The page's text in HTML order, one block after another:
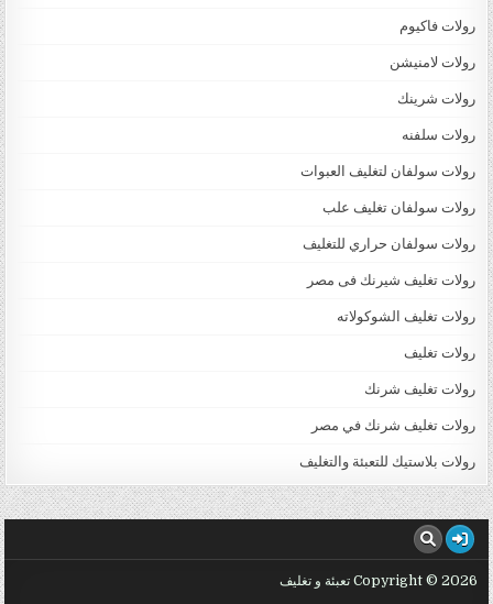
رولات فاكيوم
رولات لامنيشن
رولات شرينك
رولات سلفنه
رولات سولفان لتغليف العبوات
رولات سولفان تغليف علب
رولات سولفان حراري للتغليف
رولات تغليف شيرنك فى مصر
رولات تغليف الشوكولاته
رولات تغليف
رولات تغليف شرنك
رولات تغليف شرنك في مصر
رولات بلاستيك للتعبئة والتغليف
Copyright © 2026 تعبئة و تغليف